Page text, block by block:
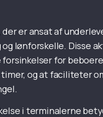
er ansat af
lønforskelle. Disse
for
og at faciliteter
i terminalerne